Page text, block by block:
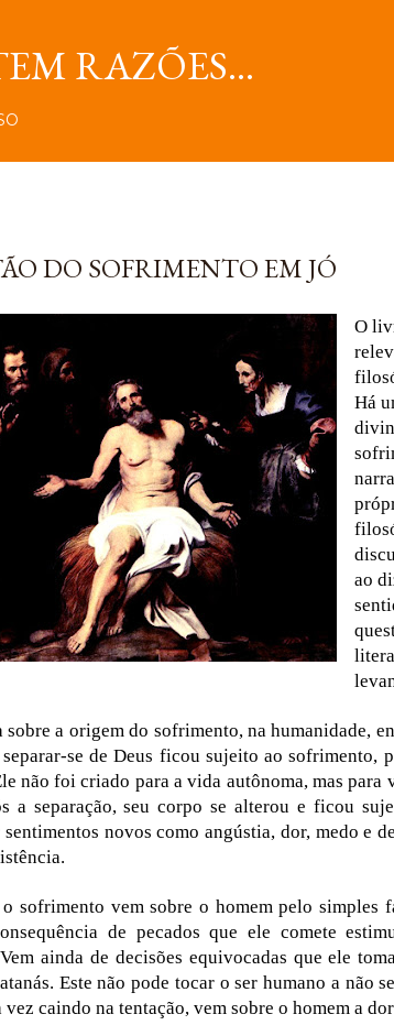
RAZÕES...
DO SOFRIMENTO EM JÓ
O
Há
ao
a origem do sofrimento, na humanidade,
se de Deus ficou sujeito ao sofrimento,
não foi criado para a vida autônoma, mas para
a separação, seu corpo se alterou e ficou
novos como angústia, dor, medo e
o sofrimento vem sobre o homem pelo simples
de pecados que ele comete
ainda de decisões equivocadas que ele
Este não pode tocar o ser humano a não
caindo na tentação, vem sobre o homem a